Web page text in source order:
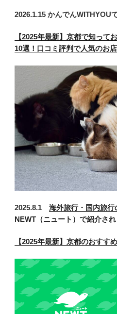
2026.1.15 かんでんWITHYOU
【2025年最新】京都で知って
10選！口コミ評判で人気のお
2025.8.1 海外旅行・国内旅
NEWT（ニュート）で紹介され
【2025年最新】京都のおすす